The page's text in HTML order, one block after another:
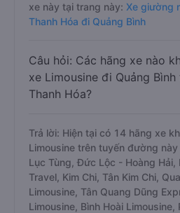
xe này tại trang này: Xe giường
Thanh Hóa đi Quảng Bình
Câu hỏi: Các hãng xe nào
xe Limousine đi Quảng
Thanh Hóa?
Trả lời: Hiện tại có 14 hãng xe
Limousine trên tuyến đường
Lục Tùng, Đức Lộc - Hoàng Hải,
Travel, Kim Chi, Tân Kim Chi,
Limousine, Tân Quang Dũng
Limousine, Bình Hoài